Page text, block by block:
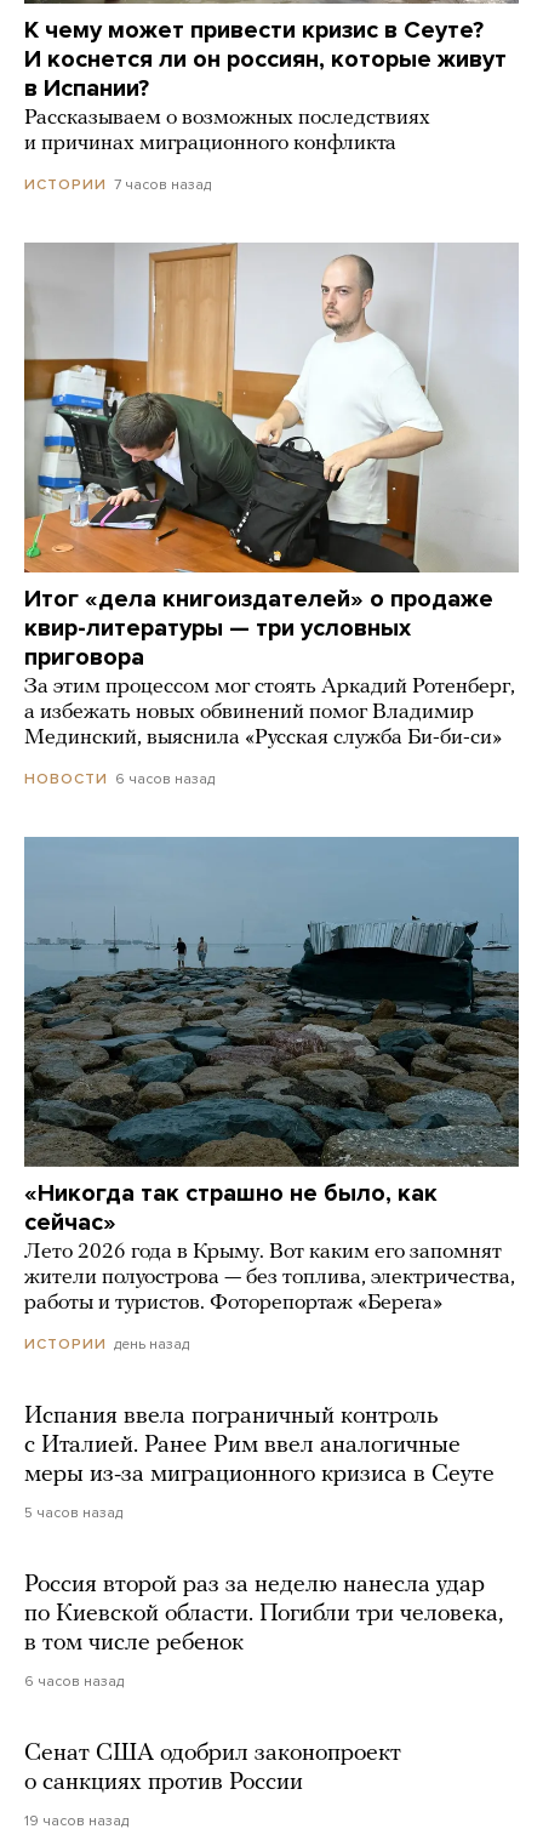
К чему может привести кризис в Сеуте?
И коснется ли он россиян, которые живут
в Испании?
Рассказываем о возможных последствиях
и причинах миграционного конфликта
ИСТОРИИ 7 часов назад
Итог «дела книгоиздателей» о продаже
квир-литературы — три условных
приговора
За этим процессом мог стоять Аркадий Ротенберг,
а избежать новых обвинений помог Владимир
Мединский, выяснила «Русская служба Би-би-си»
НОВОСТИ 6 часов назад
«Никогда так страшно не было, как
сейчас»
Лето 2026 года в Крыму. Вот каким его запомнят
жители полуострова — без топлива, электричества,
работы и туристов. Фоторепортаж «Берега»
ИСТОРИИ день назад
Испания ввела пограничный контроль
с Италией. Ранее Рим ввел аналогичные
меры из-за миграционного кризиса в Сеуте
5 часов назад
Россия второй раз за неделю нанесла удар
по Киевской области. Погибли три человека,
в том числе ребенок
6 часов назад
Сенат США одобрил законопроект
о санкциях против России
19 часов назад